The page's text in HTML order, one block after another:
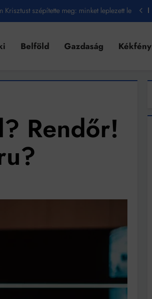
Krisztust szépítette meg: minket leplezett le
a Tetris boldogabbá tesz, mint a szerelem
Ki akarsz törni. De miből?
Az öregség nem csak ránc?
Pradát visel. De te miért öltözöl hozzá?
uralni – de nem csak a 80-as években
a bérleti díjak a ponthatárhirdetés
Krisztust szépítette meg: minket leplezett le
Ahol köszönnek, ott még van város
Belföld Gazdaság Kékfény
Rendőr!